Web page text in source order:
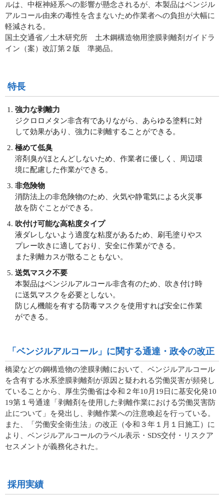
ルは、中枢神経系への影響が懸念されるが、本製品はベンジル
アルコール由来の毒性を含まないため作業者への負担が大幅に
軽減される。
国土交通省／土木研究所 土木鋼構造物用塗膜剥離剤ガイドラ
イン（案）改訂第２版 準拠品。
特長
強力な剥離力
ジクロロメタン非含有でありながら、あらゆる塗料に対
して効果があり、強力に剥離することができる。
極めて低臭
溶剤臭がほとんどしないため、作業者に優しく、周辺環
境に配慮した作業ができる。
非危険物
消防法上の非危険物のため、火気や静電気による火災事
故を防ぐことができる。
吹付け可能な高粘度タイプ
液ダレしないよう適度な粘度があるため、刷毛塗りやス
プレー吹きに適しており、安全に作業ができる。
また剥離カスが散ることもない。
送気マスク不要
本製品はベンジルアルコール非含有のため、吹き付け時
に送気マスクを必要としない。
防じん機能を有する防毒マスクを使用すれば安全に作業
ができる。
「ベンジルアルコール」に関する通達・政令の改正
橋梁などの鋼構造物の塗膜剥離において、ベンジルアルコール
を含有する水系塗膜剥離剤が原因と疑われる労働災害が頻発し
ていることから、厚生労働省は令和２年10月19日に基安化発10
19第１号通達「剥離剤を使用した剥離作業における労働災害防
止について」を発出し、剥離作業への注意喚起を行っている。
また、「労働安全衛生法」の改正（令和３年１月１日施工）に
より、ベンジルアルコールのラベル表示・SDS交付・リスクア
セスメントが義務化された。
採用実績